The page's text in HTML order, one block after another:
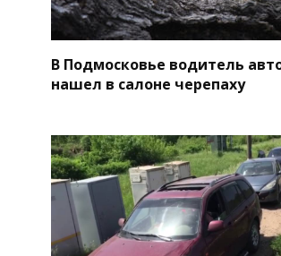
В Подмосковье водитель
нашел в салоне черепаху